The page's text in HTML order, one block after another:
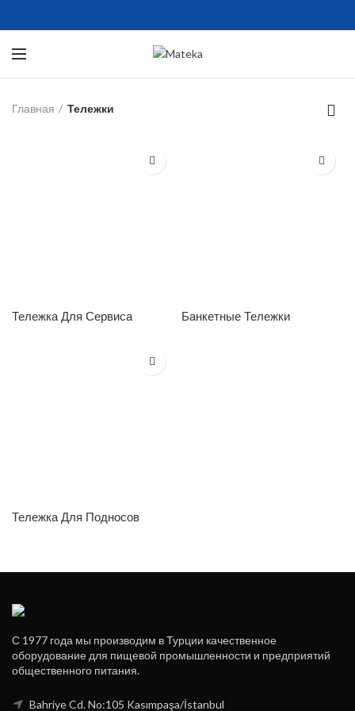
Главная Тележки
Тележка Для Сервиса Банкетные Тележки
Тележка Для Подносов
С 1977 года мы производим в Турции качественное
оборудование для пищевой промышленности и предприятий
общественного питания.
Bahriye Cd. No:105 Kasımpaşa/İstanbul